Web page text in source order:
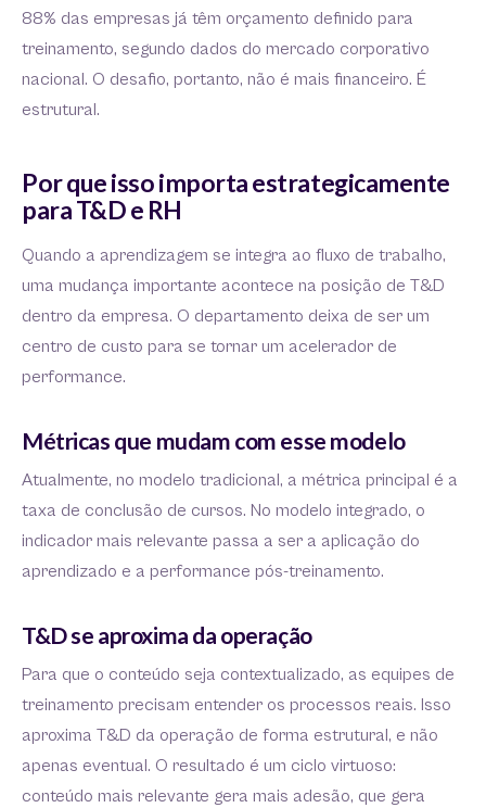
88% das empresas já têm orçamento definido para
treinamento, segundo dados do mercado corporativo
nacional. O desafio, portanto, não é mais financeiro. É
estrutural.
Por que isso importa estrategicamente
para T&D e RH
Quando a aprendizagem se integra ao fluxo de trabalho,
uma mudança importante acontece na posição de T&D
dentro da empresa. O departamento deixa de ser um
centro de custo para se tornar um acelerador de
performance.
Métricas que mudam com esse modelo
Atualmente, no modelo tradicional, a métrica principal é a
taxa de conclusão de cursos. No modelo integrado, o
indicador mais relevante passa a ser a aplicação do
aprendizado e a performance pós-treinamento.
T&D se aproxima da operação
Para que o conteúdo seja contextualizado, as equipes de
treinamento precisam entender os processos reais. Isso
aproxima T&D da operação de forma estrutural, e não
apenas eventual. O resultado é um ciclo virtuoso:
conteúdo mais relevante gera mais adesão, que gera